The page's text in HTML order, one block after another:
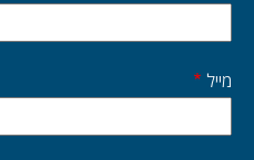
מייל